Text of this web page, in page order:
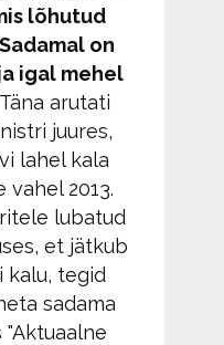
lõhutud
on
igal mehel
arutati
juures,
lahel kala
2013.
lubatud
et jätkub
kalu, tegid
sadama
"Aktuaalne